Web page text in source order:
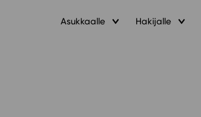
Asukkaalle Hakijalle